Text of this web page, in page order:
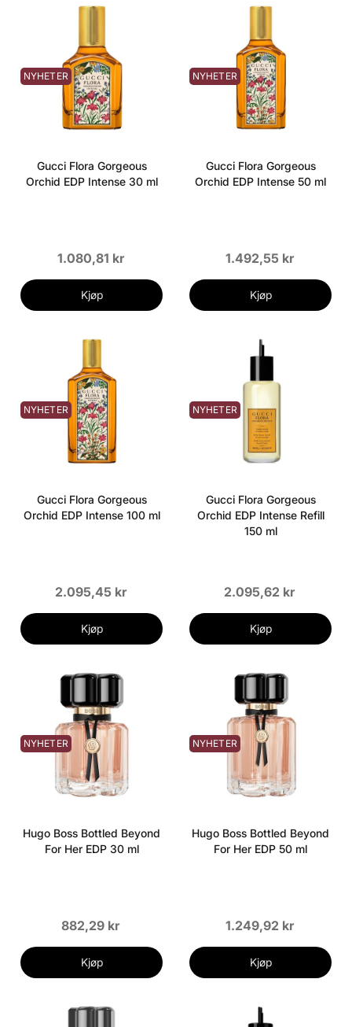
NYHETER
Gucci Flora Gorgeous
Orchid EDP Intense 30 ml
1.080,81 kr
Kjøp
NYHETER
Gucci Flora Gorgeous
Orchid EDP Intense 50 ml
1.492,55 kr
Kjøp
NYHETER
Gucci Flora Gorgeous
Orchid EDP Intense 100 ml
2.095,45 kr
Kjøp
NYHETER
Gucci Flora Gorgeous
Orchid EDP Intense Refill
150 ml
2.095,62 kr
Kjøp
NYHETER
Hugo Boss Bottled Beyond
For Her EDP 30 ml
882,29 kr
Kjøp
NYHETER
Hugo Boss Bottled Beyond
For Her EDP 50 ml
1.249,92 kr
Kjøp